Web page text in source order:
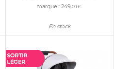
marque : 249 ,00 €
En stock